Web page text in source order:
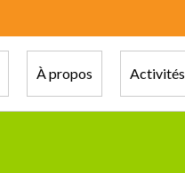
À propos Activités